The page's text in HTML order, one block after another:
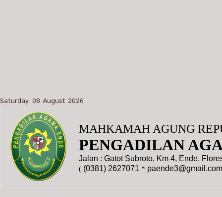
Saturday, 08 August 2026
MAHKAMAH AGUNG
PENGADILAN
Jalan : Gatot Subroto, Km 4, Ende,
( (0381) 2627071 * paende3@gmail.com